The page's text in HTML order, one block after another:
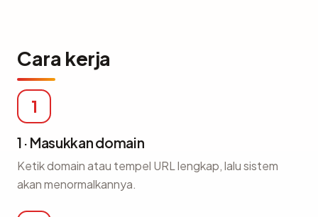
Cara kerja
1
1 · Masukkan domain
Ketik domain atau tempel URL lengkap, lalu sistem
akan menormalkannya.